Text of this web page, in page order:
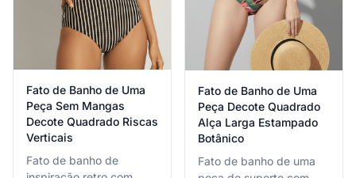
Fato de Banho de Uma
Peça Sem Mangas
Decote Quadrado Riscas
Verticais
Fato de banho de
Fato de Banho de Uma
Peça Decote Quadrado
Alça Larga Estampado
Botânico
Fato de banho de uma